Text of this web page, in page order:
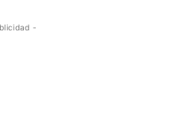
-